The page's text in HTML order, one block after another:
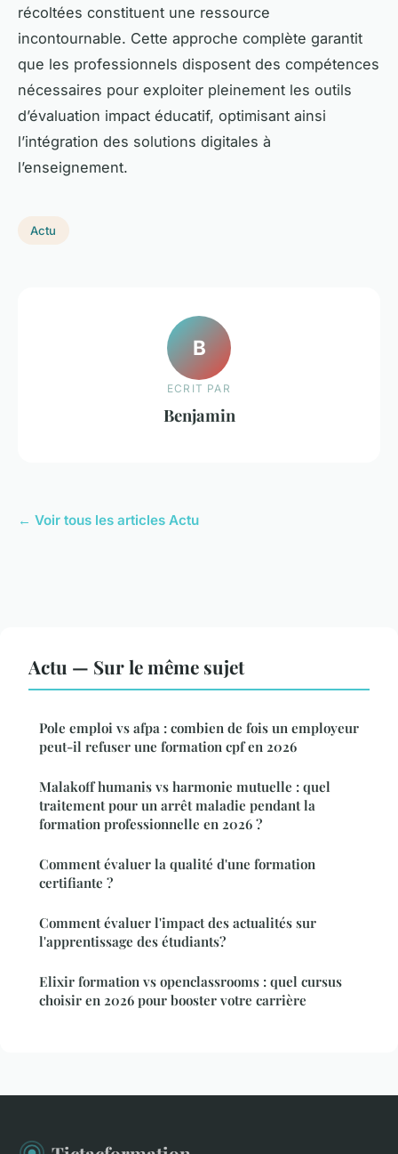
récoltées constituent une ressource
incontournable. Cette approche complète garantit
que les professionnels disposent des compétences
nécessaires pour exploiter pleinement les outils
d’évaluation impact éducatif, optimisant ainsi
l’intégration des solutions digitales à
l’enseignement.
Actu
B
ECRIT PAR
Benjamin
← Voir tous les articles Actu
Actu — Sur le même sujet
Pole emploi vs afpa : combien de fois un employeur
peut-il refuser une formation cpf en 2026
Malakoff humanis vs harmonie mutuelle : quel
traitement pour un arrêt maladie pendant la
formation professionnelle en 2026 ?
Comment évaluer la qualité d'une formation
certifiante ?
Comment évaluer l'impact des actualités sur
l'apprentissage des étudiants?
Elixir formation vs openclassrooms : quel cursus
choisir en 2026 pour booster votre carrière